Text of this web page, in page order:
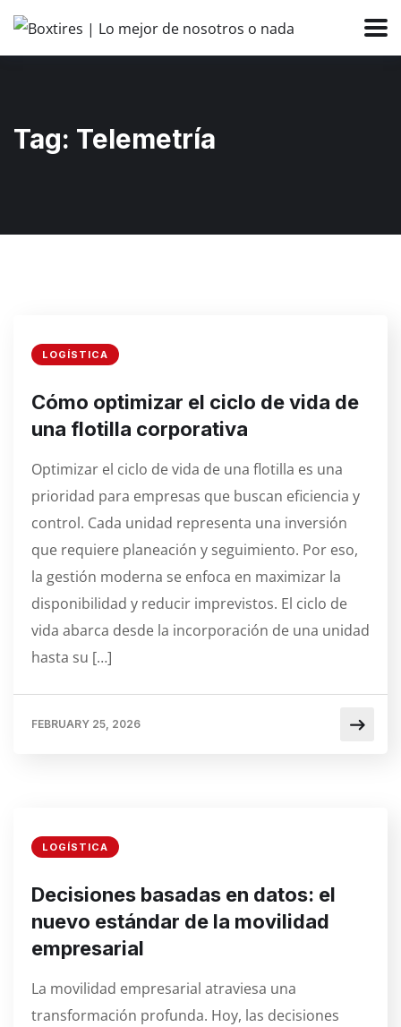
Tag: Telemetría
LOGÍSTICA
Cómo optimizar el ciclo de vida de
una flotilla corporativa
Optimizar el ciclo de vida de una flotilla es una
prioridad para empresas que buscan eficiencia y
control. Cada unidad representa una inversión
que requiere planeación y seguimiento. Por eso,
la gestión moderna se enfoca en maximizar la
disponibilidad y reducir imprevistos. El ciclo de
vida abarca desde la incorporación de una unidad
hasta su […]
FEBRUARY 25, 2026
LOGÍSTICA
Decisiones basadas en datos: el
nuevo estándar de la movilidad
empresarial
La movilidad empresarial atraviesa una
transformación profunda. Hoy, las decisiones